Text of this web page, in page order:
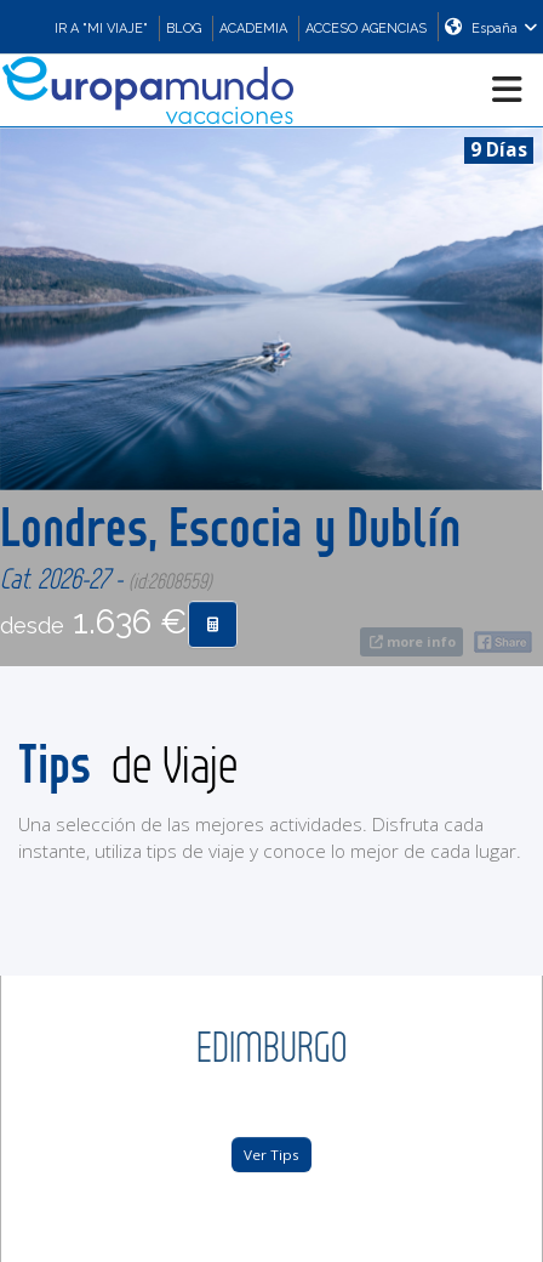
IR A "MI VIAJE" BLOG ACADEMIA ACCESO AGENCIAS España
CRUCEROS
ORIENTE
COMPRAR
CONTACTO
9 Días
more info
Londres, Escocia y Dublín
Cat. 2026-27 - (id:2608559)
desde 1.636 €
Tips de Viaje
Una selección de las mejores actividades. Disfruta cada
instante, utiliza tips de viaje y conoce lo mejor de cada lugar.
EDIMBURGO
Ver Tips